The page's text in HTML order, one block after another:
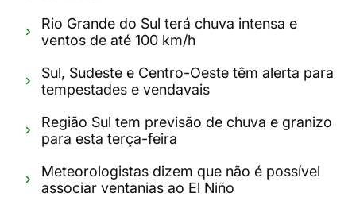
Rio Grande do Sul terá chuva intensa e
ventos de até 100 km/h
Sul, Sudeste e Centro-Oeste têm alerta para
tempestades e vendavais
Região Sul tem previsão de chuva e granizo
para esta terça-feira
Meteorologistas dizem que não é possível
associar ventanias ao El Niño